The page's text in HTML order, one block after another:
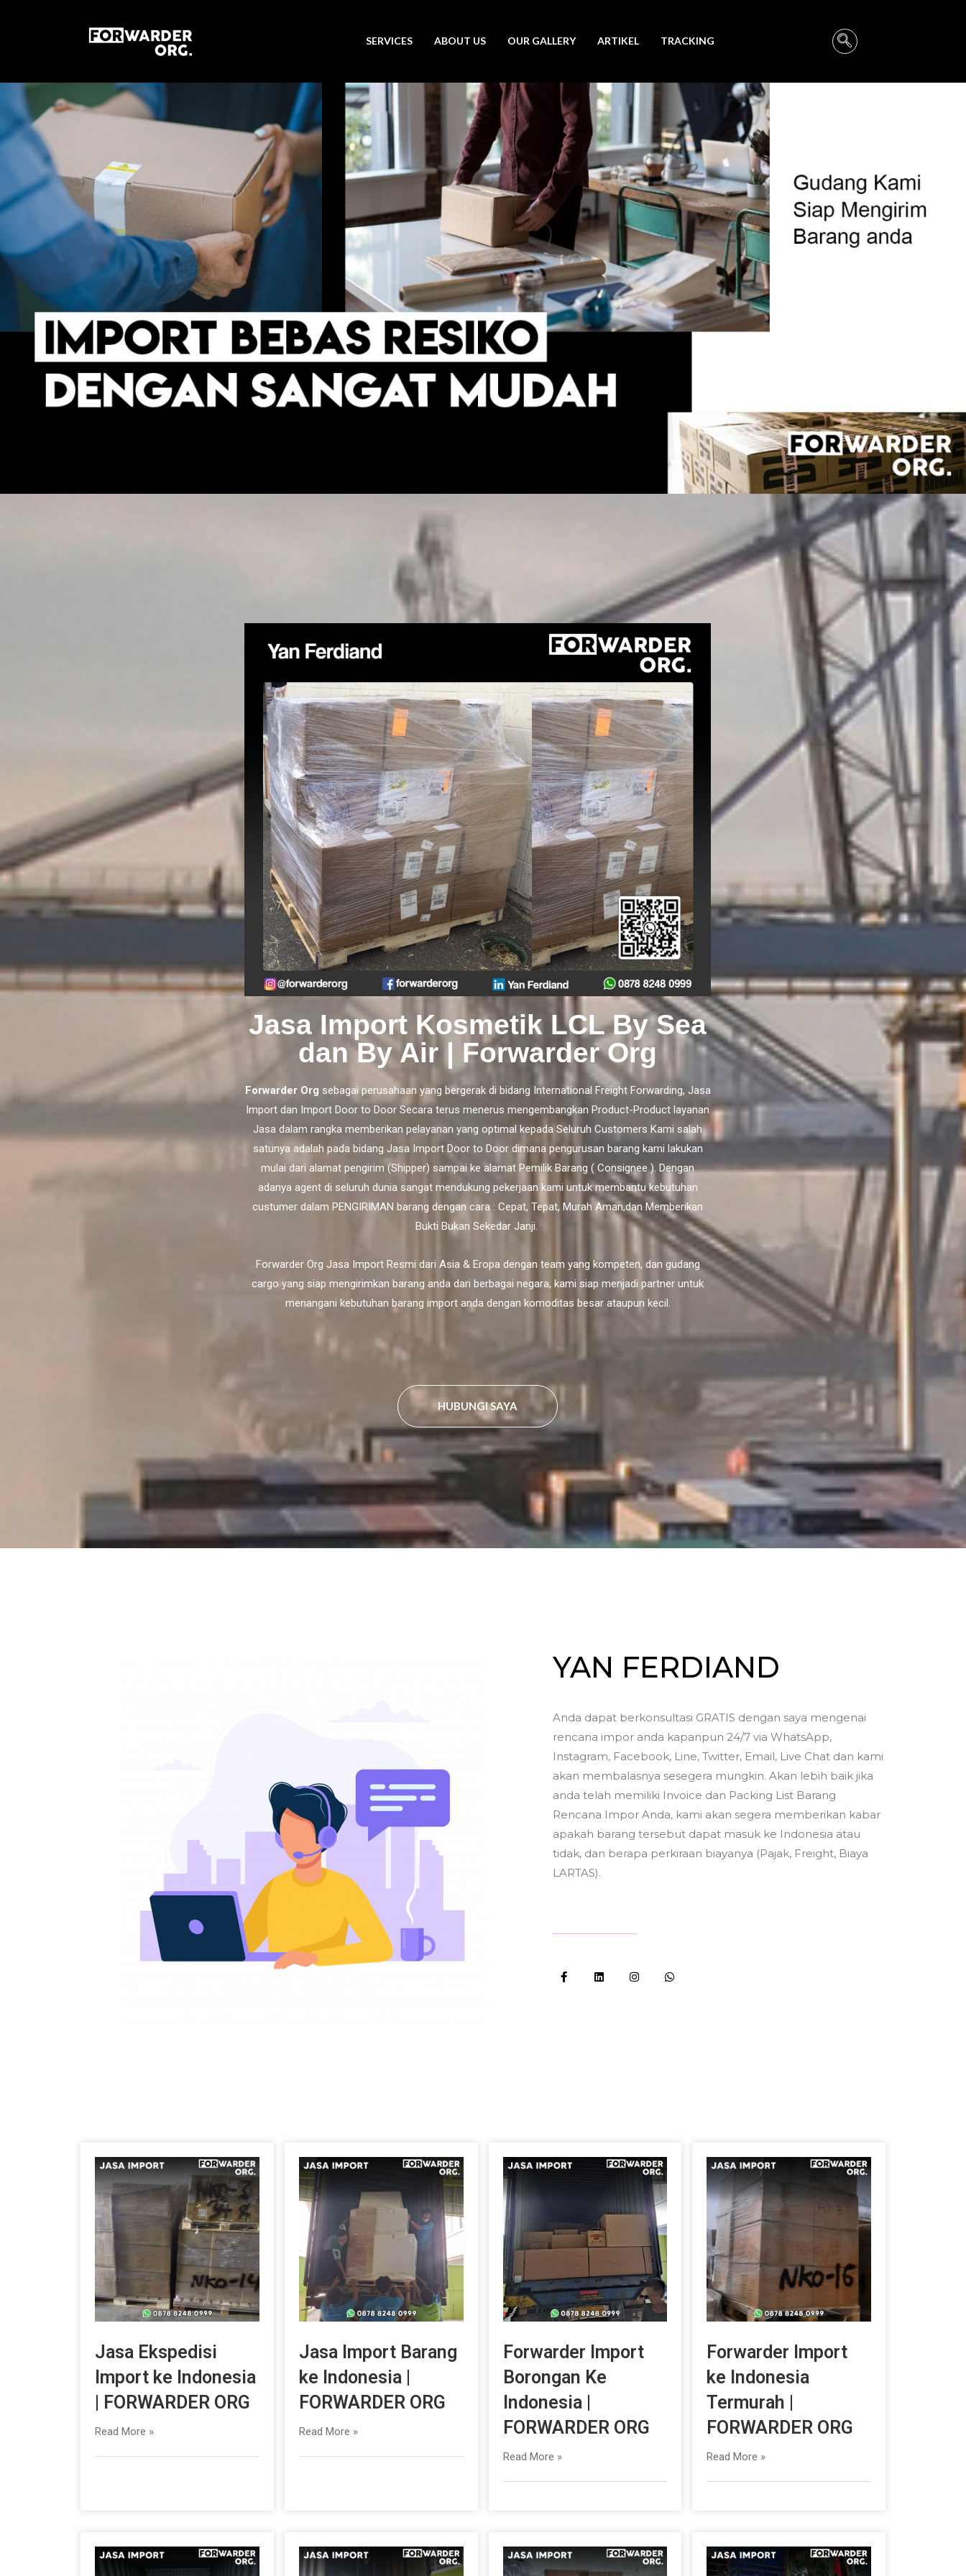
SERVICES ABOUT US OUR GALLERY ARTIKEL TRACKING
Jasa Import Kosmetik LCL By Sea
dan By Air | Forwarder Org
Forwarder Org sebagai perusahaan yang bergerak di bidang International Freight Forwarding, Jasa
Import dan Import Door to Door Secara terus menerus mengembangkan Product-Product layanan
Jasa dalam rangka memberikan pelayanan yang optimal kepada Seluruh Customers Kami salah
satunya adalah pada bidang Jasa Import Door to Door dimana pengurusan barang kami lakukan
mulai dari alamat pengirim (Shipper) sampai ke alamat Pemilik Barang ( Consignee ). Dengan
adanya agent di seluruh dunia sangat mendukung pekerjaan kami untuk membantu kebutuhan
custumer dalam PENGIRIMAN barang dengan cara : Cepat, Tepat, Murah Aman,dan Memberikan
Bukti Bukan Sekedar Janji.
Forwarder Org Jasa Import Resmi dari Asia & Eropa dengan team yang kompeten, dan gudang
cargo yang siap mengirimkan barang anda dari berbagai negara, kami siap menjadi partner untuk
menangani kebutuhan barang import anda dengan komoditas besar ataupun kecil.
HUBUNGI SAYA
YAN FERDIAND
Anda dapat berkonsultasi GRATIS dengan saya mengenai
rencana impor anda kapanpun 24/7 via WhatsApp,
Instagram, Facebook, Line, Twitter, Email, Live Chat dan kami
akan membalasnya sesegera mungkin. Akan lebih baik jika
anda telah memiliki Invoice dan Packing List Barang
Rencana Impor Anda, kami akan segera memberikan kabar
apakah barang tersebut dapat masuk ke Indonesia atau
tidak, dan berapa perkiraan biayanya (Pajak, Freight, Biaya
LARTAS).
Jasa Ekspedisi
Import ke Indonesia
| FORWARDER ORG
Read More »
Jasa Import Barang
ke Indonesia |
FORWARDER ORG
Read More »
Forwarder Import
Borongan Ke
Indonesia |
FORWARDER ORG
Read More »
Forwarder Import
ke Indonesia
Termurah |
FORWARDER ORG
Read More »